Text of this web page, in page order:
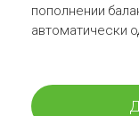
пополнении
автоматически